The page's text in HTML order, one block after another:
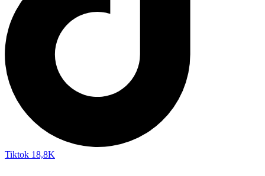
Tiktok 18,8K